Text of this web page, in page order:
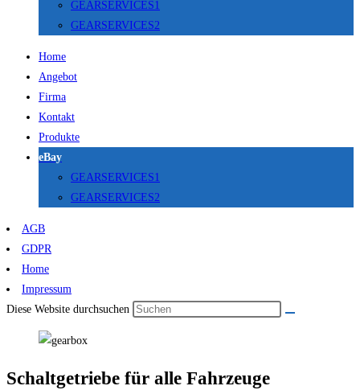
GEARSERVICES1
GEARSERVICES2
Home
Angebot
Firma
Kontakt
Produkte
eBay
GEARSERVICES1
GEARSERVICES2
AGB
GDPR
Home
Impressum
Diese Website durchsuchen
Schaltgetriebe für alle Fahrzeuge